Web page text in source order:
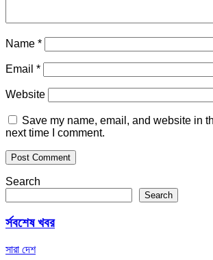
Name *
Email *
Website
Save my name, email, and website in
next time I comment.
Search
Search
র্সবশেষ খবর
সারা দেশ